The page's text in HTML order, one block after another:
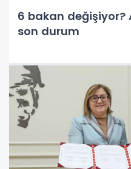
6 bakan değişiyor?
son durum